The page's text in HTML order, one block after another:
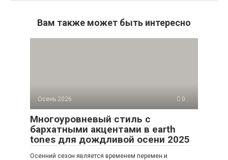
Вам также может быть интересно
Осень 2026 0
Многоуровневый стиль с
бархатными акцентами в earth
tones для дождливой осени 2025
Осенний сезон является временем перемен и